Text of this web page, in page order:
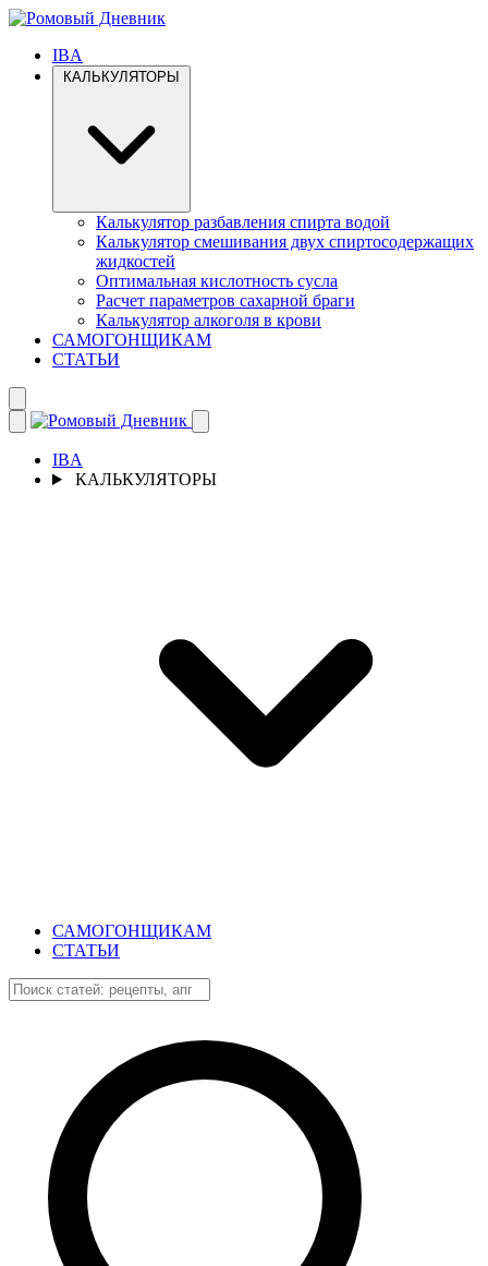
IBA
Калькулятор разбавления спирта водой
Калькулятор смешивания двух спиртосодержащих
жидкостей
Оптимальная кислотность сусла
Расчет параметров сахарной браги
Калькулятор алкоголя в крови
САМОГОНЩИКАМ
СТАТЬИ
IBA
КАЛЬКУЛЯТОРЫ
САМОГОНЩИКАМ
СТАТЬИ